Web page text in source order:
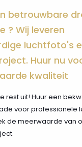
betrouwbare
? Wij leveren
luchtfoto's
Huur nu
kwaliteit
rest uit! Huur een
voor professionele
de meerwaarde van